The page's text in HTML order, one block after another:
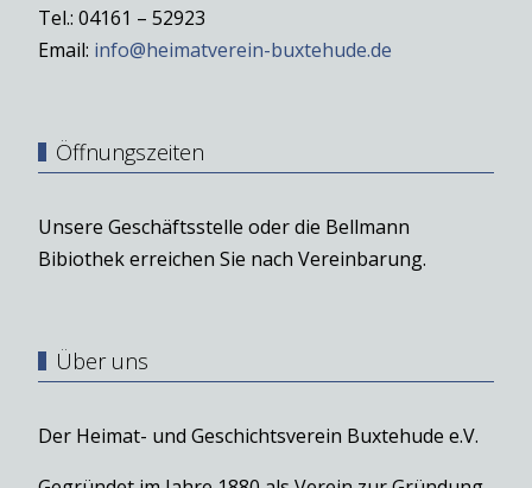
Tel.: 04161 – 52923
Email: info@heimatverein-buxtehude.de
Öffnungszeiten
Unsere Geschäftsstelle oder die Bellmann
Bibiothek erreichen Sie nach Vereinbarung.
Über uns
Der Heimat- und Geschichtsverein Buxtehude e.V.